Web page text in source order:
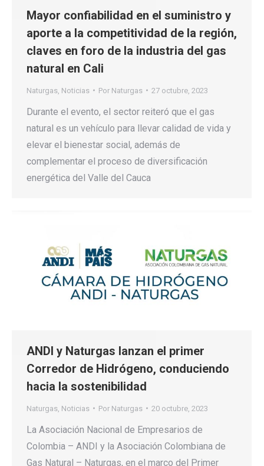
Mayor confiabilidad en el suministro y
aporte a la competitividad de la región,
claves en foro de la industria del gas
natural en Cali
Naturgas Noticias Por Naturgas 27 octubre, 2023
Durante el evento, el sector reiteró que el gas
natural es un vehículo para llevar calidad de vida y
elevar el bienestar social, además de
complementar el proceso de diversificación
energética del Valle del Cauca
ANDI y Naturgas lanzan el primer
Corredor de Hidrógeno, conduciendo
hacia la sostenibilidad
Naturgas Noticias Por Naturgas 20 octubre, 2023
La Asociación Nacional de Empresarios de
Colombia – ANDI y la Asociación Colombiana de
Gas Natural – Naturgas, en el marco del Primer